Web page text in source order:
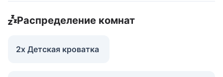
Распределение комнат
2x Детская кроватка